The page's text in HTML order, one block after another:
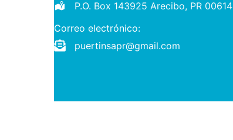
P.O. Box 143925 Arecibo, PR 00614
Correo electrónico:
puertinsapr@gmail.com